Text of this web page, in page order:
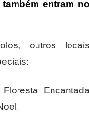
entram no
outros locais